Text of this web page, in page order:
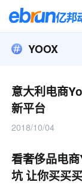
YOOX
意大利电商
新平台
2018/10/04
看奢侈品电
坑 让你买买买